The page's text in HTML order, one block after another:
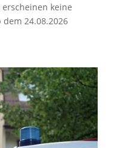
keine
24.08.2026